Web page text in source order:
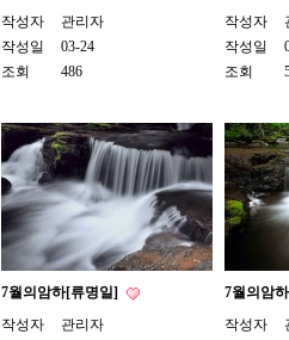
작성자
관리자
작성일
03-24
조회
486
작성자
작성일
조회
7월의암하[류명일]
작성자
관리자
7월의암
작성자